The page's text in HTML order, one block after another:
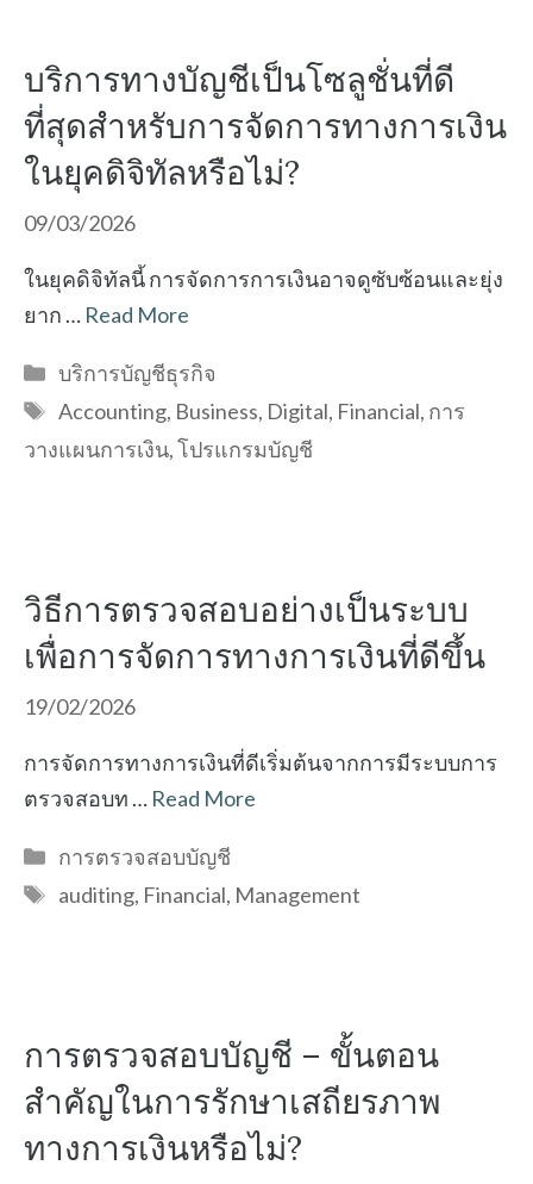
บริการทางบัญชีเป็นโซลูชั่นที่ดี
ที่สุดสำหรับการจัดการทางการเงิน
ในยุคดิจิทัลหรือไม่?
09/03/2026
ในยุคดิจิทัลนี้ การจัดการการเงินอาจดูซับซ้อนและยุ่ง
ยาก … Read More
Categories
บริการบัญชีธุรกิจ
Tags
Accounting, Business, Digital, Financial, การ
วางแผนการเงิน,โปรแกรมบัญชี
วิธีการตรวจสอบอย่างเป็นระบบ
เพื่อการจัดการทางการเงินที่ดีขึ้น
19/02/2026
การจัดการทางการเงินที่ดีเริ่มต้นจากการมีระบบการ
ตรวจสอบท … Read More
Categories
การตรวจสอบบัญชี
Tags
auditing, Financial, Management
การตรวจสอบบัญชี – ขั้นตอน
สำคัญในการรักษาเสถียรภาพ
ทางการเงินหรือไม่?